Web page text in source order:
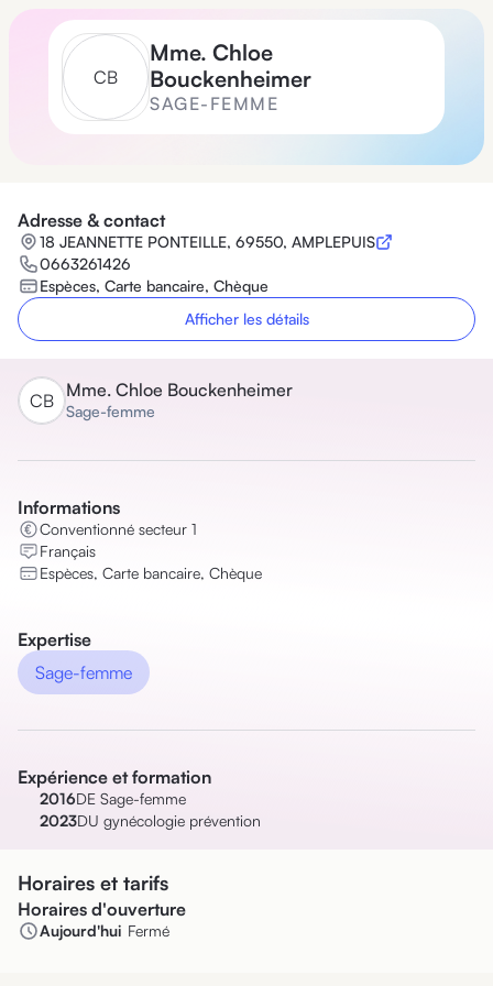
CB
Mme. Chloe
Bouckenheimer
SAGE-FEMME
Adresse & contact
18 JEANNETTE PONTEILLE, 69550, AMPLEPUIS
0663261426
Espèces, Carte bancaire, Chèque
Afficher les détails
CB Mme. Chloe Bouckenheimer
Sage-femme
Informations
Conventionné secteur 1
Français
Espèces, Carte bancaire, Chèque
Expertise
Sage-femme
Expérience et formation
2016DE Sage-femme
2023DU gynécologie prévention
Horaires et tarifs
Horaires d'ouverture
Aujourd'hui Fermé